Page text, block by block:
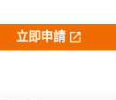
立即申請 